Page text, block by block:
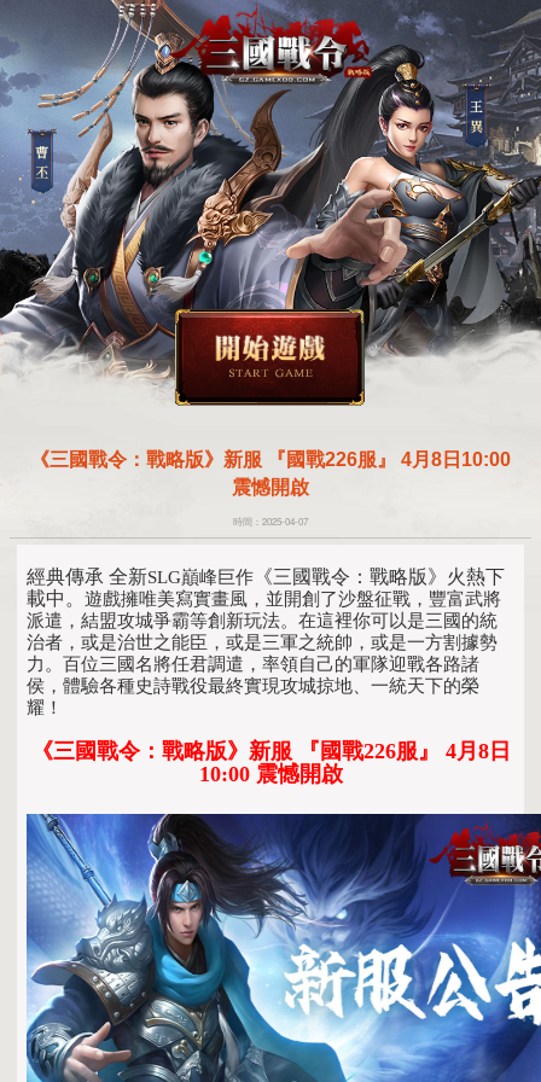
《三國戰令：戰略版》新服 『國戰226服』 4月8日10:00
震憾開啟
時間：2025-04-07
經典傳承 全新SLG巔峰巨作 《三國戰令：戰略版》火熱下
載中。遊戲擁唯美寫實畫風，並開創了沙盤征戰，豐富武將
派遣，結盟攻城爭霸等創新玩法。在這裡你可以是三國的統
治者，或是治世之能臣，或是三軍之統帥，或是一方割據勢
力。百位三國名將任君調遣，率領自己的軍隊迎戰各路諸
侯，體驗各種史詩戰役最終實現攻城掠地、一統天下的榮
耀！
《三國戰令：戰略版》新服 『國戰226服』 4月8日
10:00 震憾開啟